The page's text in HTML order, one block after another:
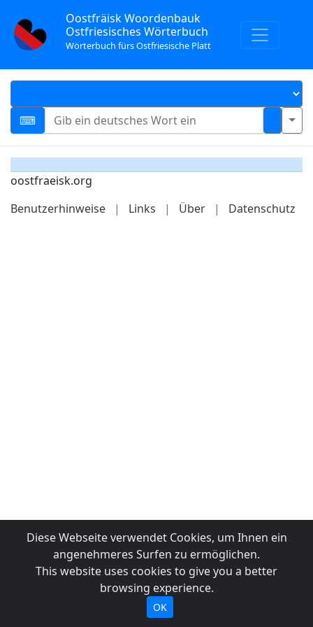
Oostfräisk Woordenbauk
Ostfriesisches Wörterbuch
Wörterbuch fürs Ostfriesische Platt
oostfraeisk.org
Benutzerhinweise
| Links | Über | Datenschutz
Diese Webseite verwendet Cookies, um Ihnen ein
angenehmeres Surfen zu ermöglichen.
This website uses cookies to give you a better
browsing experience.
OK